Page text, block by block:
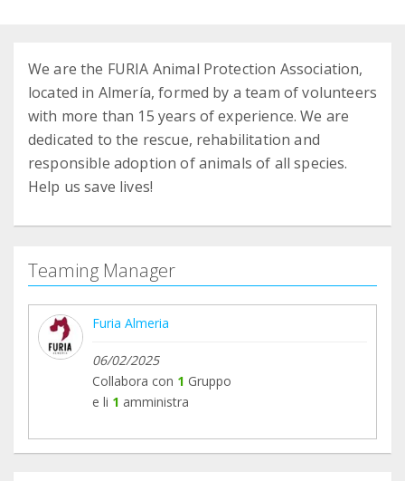
We are the FURIA Animal Protection Association,
located in Almería, formed by a team of volunteers
with more than 15 years of experience. We are
dedicated to the rescue, rehabilitation and
responsible adoption of animals of all species.
Help us save lives!
Teaming Manager
Furia Almeria
06/02/2025
Collabora con 1 Gruppo
e li 1 amministra